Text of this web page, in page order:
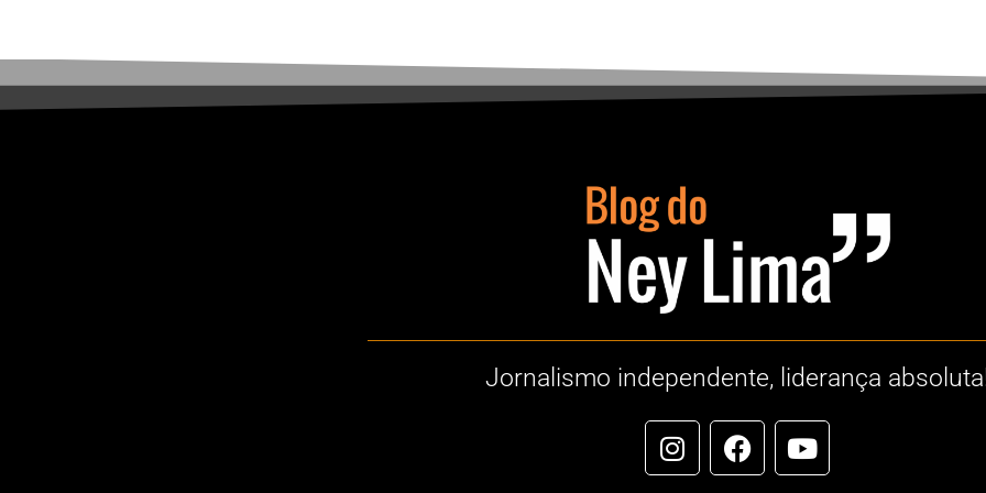
Jornalismo independente, liderança